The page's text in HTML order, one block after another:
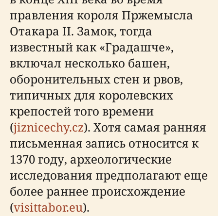
правления короля Пржемысла
Отакара II. Замок, тогда
известный как «Градашчe»,
включал несколько башен,
оборонительных стен и рвов,
типичных для королевских
крепостей того времени
(jiznicechy.cz). Хотя самая ранняя
письменная запись относится к
1370 году, археологические
исследования предполагают еще
более раннее происхождение
(visittabor.eu).